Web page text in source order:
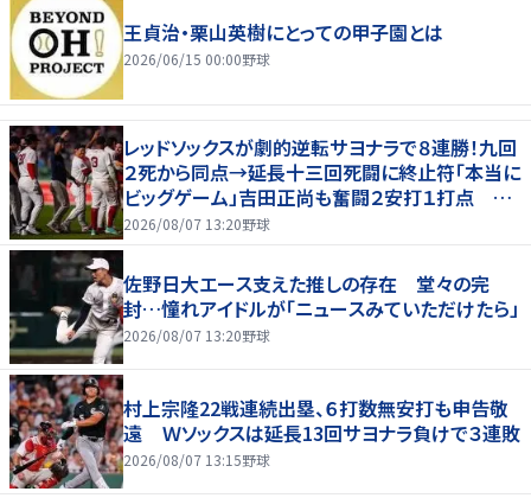
王貞治・栗山英樹にとっての甲子園とは
2026/06/15 00:00野球
レッドソックスが劇的逆転サヨナラで８連勝！九回
２死から同点→延長十三回死闘に終止符「本当に
ビッグゲーム」吉田正尚も奮闘２安打１打点 本
拠地熱狂
2026/08/07 13:20野球
佐野日大エース支えた推しの存在 堂々の完
封…憧れアイドルが「ニュースみていただけたら」
2026/08/07 13:20野球
村上宗隆22戦連続出塁、６打数無安打も申告敬
遠 Ｗソックスは延長13回サヨナラ負けで３連敗
2026/08/07 13:15野球